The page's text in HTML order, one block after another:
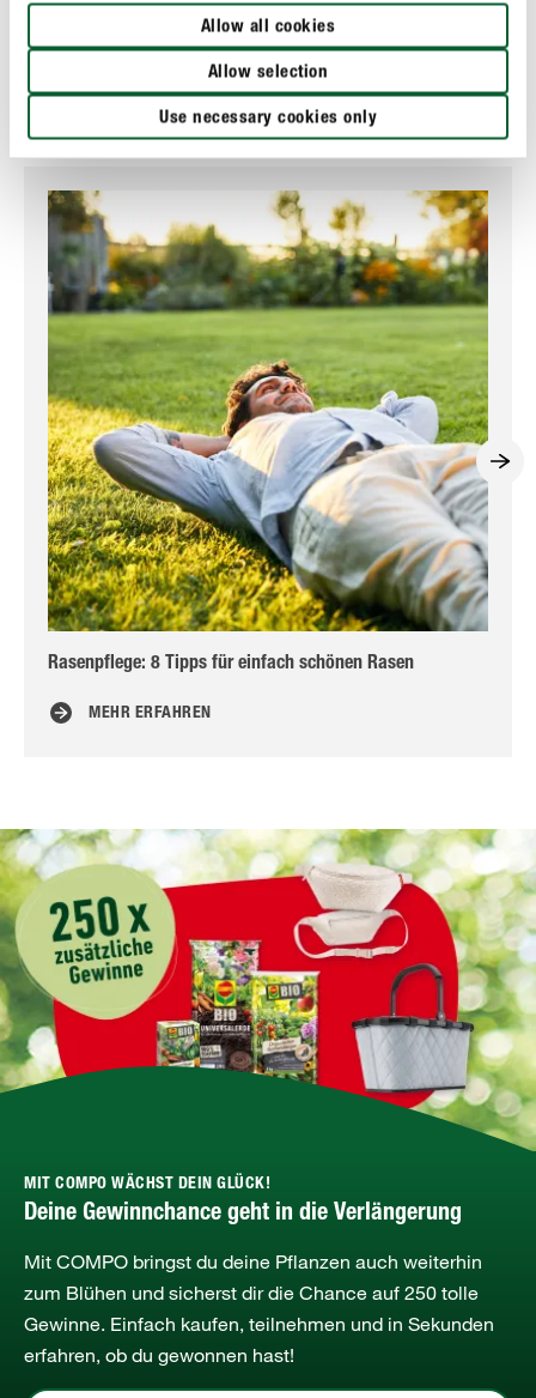
Allow all cookies
Allow selection
Use necessary cookies only
*Erfahren Sie hier mehr über unseren
Werner Peitzmann
Wissenswertes zur Rasenpflege
Rasenpflege: 8 Tipps für einfach schönen Rasen
MEHR ERFAHREN
MIT COMPO WÄCHST DEIN GLÜCK!
Deine Gewinnchance geht in die Verlängerung
Mit COMPO bringst du deine Pflanzen auch weiterhin
zum Blühen und sicherst dir die Chance auf 250 tolle
Gewinne. Einfach kaufen, teilnehmen und in Sekunden
erfahren, ob du gewonnen hast!